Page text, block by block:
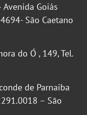
Avenida Goiás
São Caetano
do Ó , 149, Tel.
de Parnaiba
– São